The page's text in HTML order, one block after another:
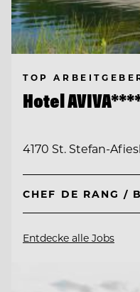
TOP
Hotel
4170 St. Stefan-
Entdecke alle Jobs